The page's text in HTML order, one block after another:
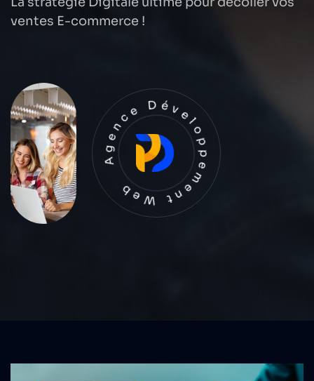
ventes E-commerce !
Agence Développement Web